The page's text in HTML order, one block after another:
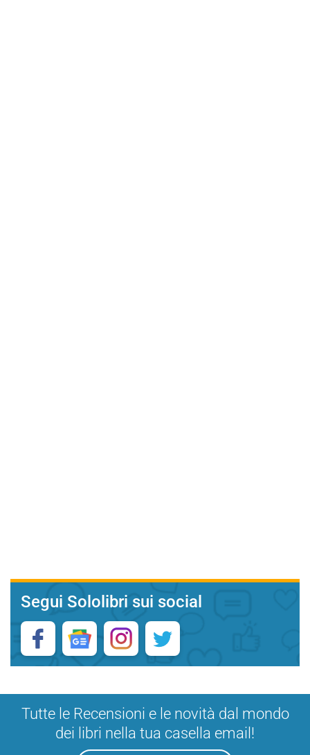
Segui Sololibri sui social
Tutte le Recensioni e le novità dal mondo
dei libri nella tua casella email!